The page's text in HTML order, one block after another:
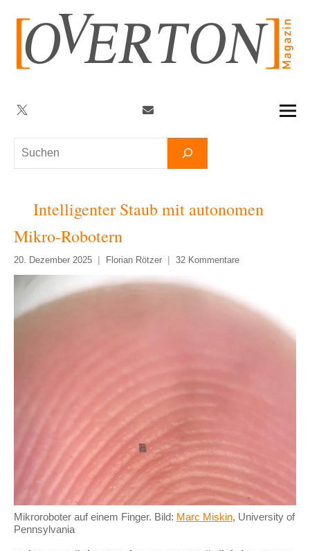
springen
Suchen
Twitter
Intelligenter Staub mit autonomen
Mikro-Robotern
20. Dezember 2025 Florian Rötzer 32 Kommentare
Mikroroboter auf einem Finger. Bild: Marc Miskin, University of
Pennsylvania